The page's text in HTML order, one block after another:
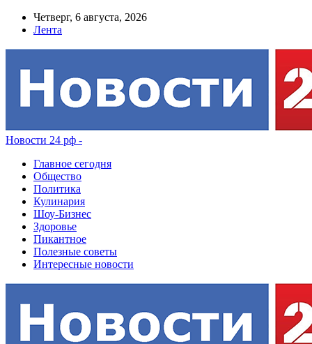
Четверг, 6 августа, 2026
Лента
Новости 24 рф -
Главное сегодня
Общество
Политика
Кулинария
Шоу-Бизнес
Здоровье
Пикантное
Полезные советы
Интересные новости